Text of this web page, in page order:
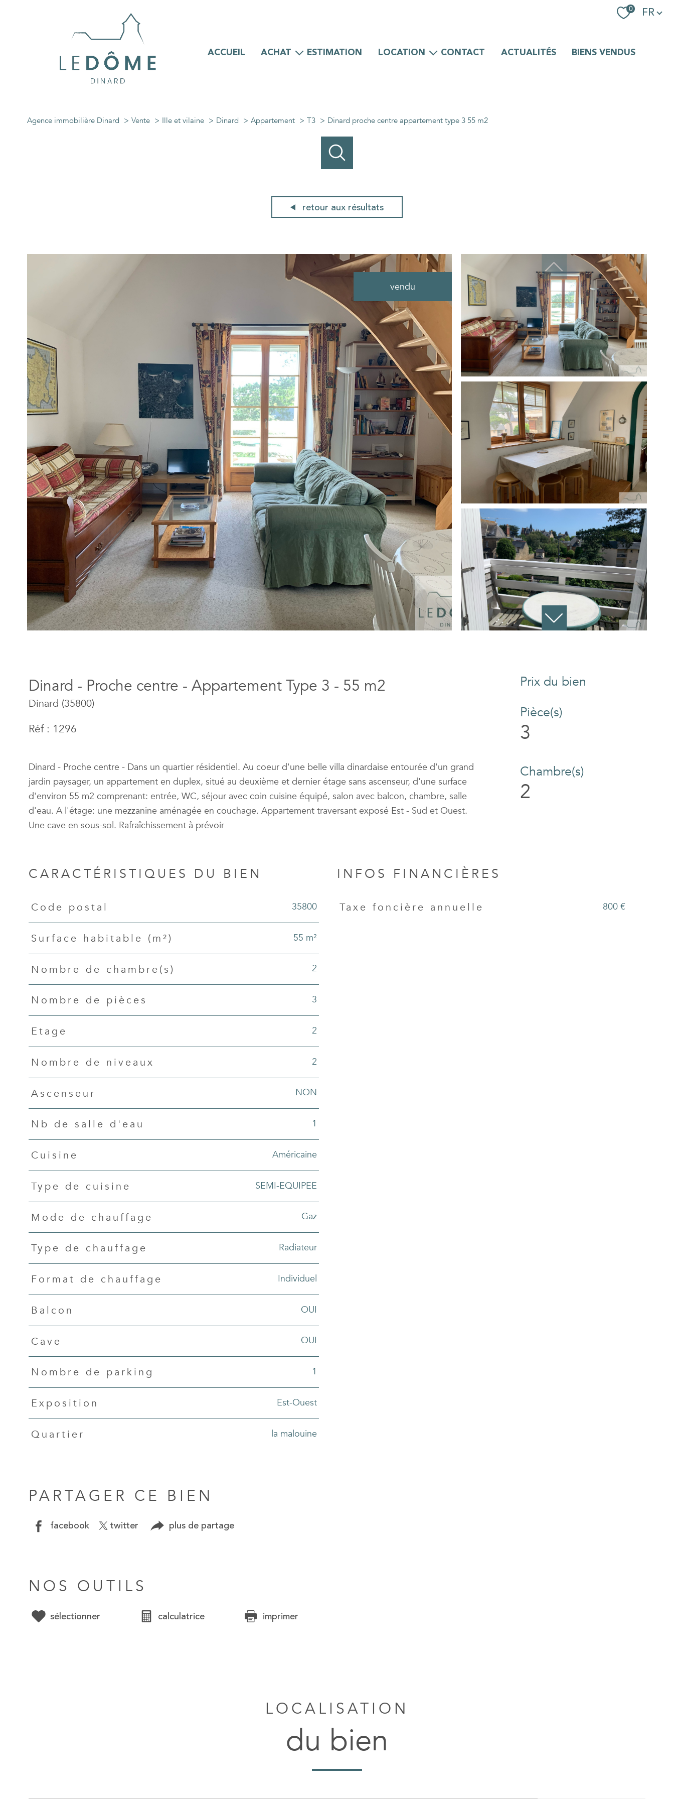
0 Langue
FR
ACCUEIL ACHAT ESTIMATION LOCATION CONTACT ACTUALITÉS BIENS VENDUS
Agence immobilière Dinard Vente Ille et vilaine Dinard Appartement T3 Dinard proche centre appartement type 3 55 m2
retour aux résultats
vendu
Dinard - Proche centre - Appartement Type 3 - 55 m2
Dinard (35800)
Réf : 1296
Dinard - Proche centre - Dans un quartier résidentiel. Au coeur d'une belle villa dinardaise entourée d'un grand
jardin paysager, un appartement en duplex, situé au deuxième et dernier étage sans ascenseur, d'une surface
d'environ 55 m2 comprenant: entrée, WC, séjour avec coin cuisine équipé, salon avec balcon, chambre, salle
d'eau. A l'étage: une mezzanine aménagée en couchage. Appartement traversant exposé Est - Sud et Ouest.
Une cave en sous-sol. Rafraîchissement à prévoir
Prix du bien
Pièce(s)
3
Chambre(s)
2
CARACTÉRISTIQUES DU BIEN
Caractéristiques Valeurs
Code postal 35800
Surface habitable (m²) 55 m²
Nombre de chambre(s) 2
Nombre de pièces 3
Etage 2
Nombre de niveaux 2
Ascenseur NON
Nb de salle d'eau 1
Cuisine Américaine
Type de cuisine SEMI-EQUIPEE
Mode de chauffage Gaz
Type de chauffage Radiateur
Format de chauffage Individuel
Balcon OUI
Cave OUI
Nombre de parking 1
Exposition Est-Ouest
Quartier la malouine
INFOS FINANCIÈRES
Caractéristiques Valeurs
Taxe foncière annuelle 800 €
PARTAGER CE BIEN
facebook twitter plus de partage
NOS OUTILS
sélectionner calculatrice imprimer
LOCALISATION
du bien